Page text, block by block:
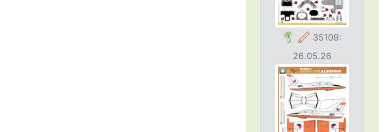
35109:
26.05.26